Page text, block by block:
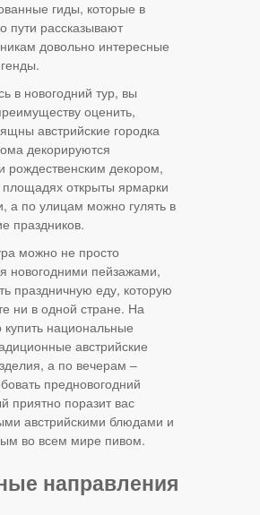
гиды, которые в
пути рассказывают
довольно интересные
в новогодний тур, вы
оценить,
австрийские городка
декорируются
рождественским декором,
открыты ярмарки
а по улицам можно гулять в
праздников.
можно не просто
новогодними пейзажами,
праздничную еду, которую
ни в одной стране. На
национальные
австрийские
а по вечерам –
предновогодний
приятно поразит вас
австрийскими блюдами и
во всем мире пивом.
направления